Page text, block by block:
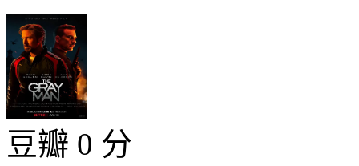
豆瓣 0 分